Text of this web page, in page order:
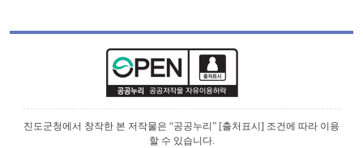
진도군청에서 창작한 본 저작물은 “공공누리” [출처표시] 조건에 따라 이용
할 수 있습니다.